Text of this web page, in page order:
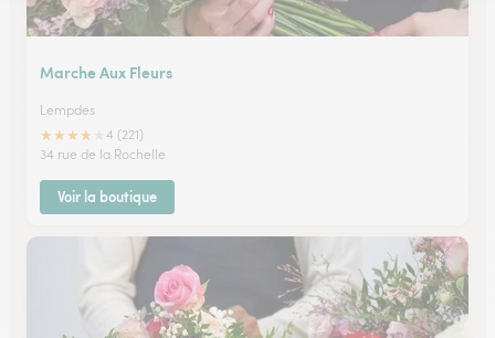
Marche Aux Fleurs
Lempdes
★★★★
4 (221)
34 rue de la Rochelle
Voir la boutique